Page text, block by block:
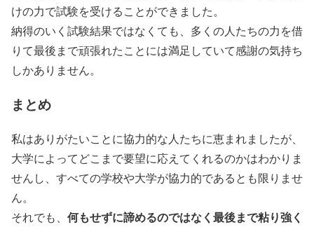
けの力で試験を受けることができました。
納得のいく試験結果ではなくても、多くの人たちの力を借
りて最後まで頑張れたことには満足していて感謝の気持ち
しかありません。
まとめ
私はありがたいことに協力的な人たちに恵まれましたが、
大学によってどこまで要望に応えてくれるのかはわかりま
せんし、すべての学校や大学が協力的であるとも限りませ
ん。
それでも、 何もせずに諦めるのではなく最後まで粘り強く